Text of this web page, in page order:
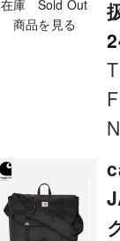
在庫 Sold Out
商品を見る